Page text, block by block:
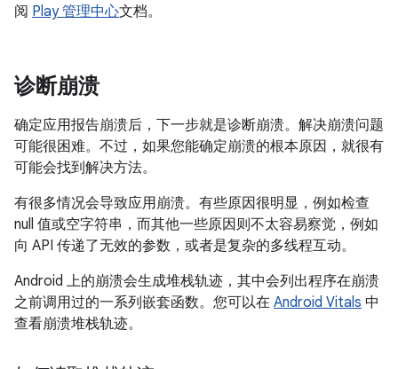
阅 Play 管理中心文档。
诊断崩溃
确定应用报告崩溃后，下一步就是诊断崩溃。解决崩溃问题
可能很困难。不过，如果您能确定崩溃的根本原因，就很有
可能会找到解决方法。
有很多情况会导致应用崩溃。有些原因很明显，例如检查
null 值或空字符串，而其他一些原因则不太容易察觉，例如
向 API 传递了无效的参数，或者是复杂的多线程互动。
Android 上的崩溃会生成堆栈轨迹，其中会列出程序在崩溃
之前调用过的一系列嵌套函数。您可以在 Android Vitals 中
查看崩溃堆栈轨迹。